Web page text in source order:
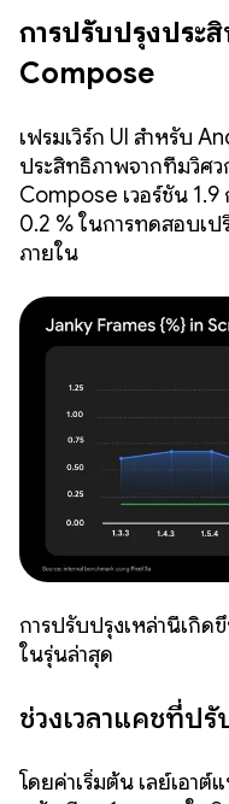
การปรับปรุงปร
Compose
เฟรมเวิร์ก UI สำหรับ
ประสิทธิภาพจากทีมวิศ
Compose เวอร์ชัน
0.2 % ในการทดสอบเ
ภายใน
การปรับปรุงเหล่านี้เกิด
ในรุ่นล่าสุด
ช่วงเวลาแคชที่ป
โดยค่าเริ่มต้น เลย์เอาต์